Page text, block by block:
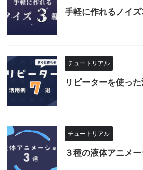
手軽に作れるノイ
チュートリアル
リピーターを使っ
チュートリアル
３種の液体アニメ